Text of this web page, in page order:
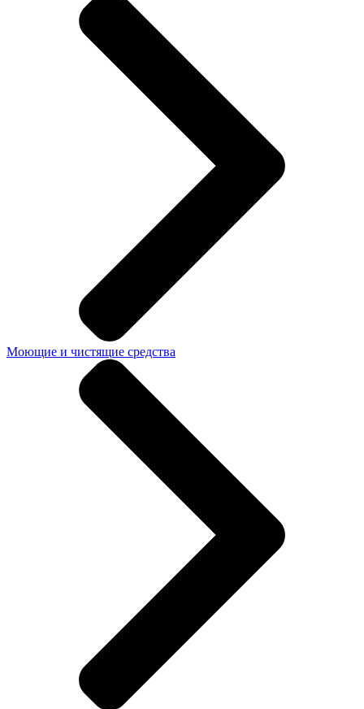
Моющие и чистящие средства